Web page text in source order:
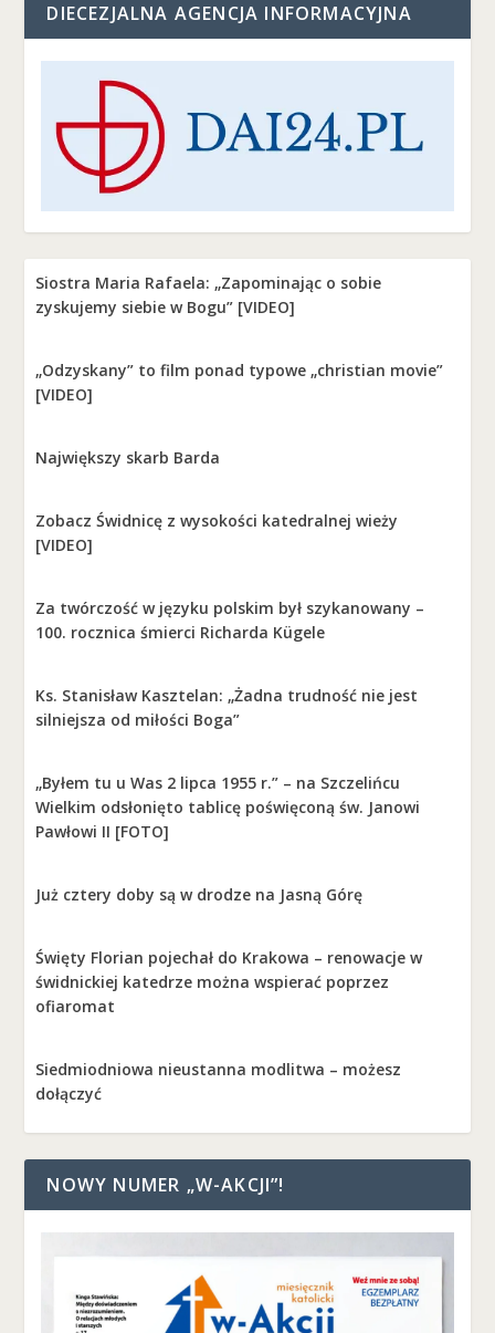
DIECEZJALNA AGENCJA INFORMACYJNA
Siostra Maria Rafaela: „Zapominając o sobie
zyskujemy siebie w Bogu” [VIDEO]
„Odzyskany” to film ponad typowe „christian movie”
[VIDEO]
Największy skarb Barda
Zobacz Świdnicę z wysokości katedralnej wieży
[VIDEO]
Za twórczość w języku polskim był szykanowany –
100. rocznica śmierci Richarda Kügele
Ks. Stanisław Kasztelan: „Żadna trudność nie jest
silniejsza od miłości Boga”
„Byłem tu u Was 2 lipca 1955 r.” – na Szczelińcu
Wielkim odsłonięto tablicę poświęconą św. Janowi
Pawłowi II [FOTO]
Już cztery doby są w drodze na Jasną Górę
Święty Florian pojechał do Krakowa – renowacje w
świdnickiej katedrze można wspierać poprzez
ofiaromat
Siedmiodniowa nieustanna modlitwa – możesz
dołączyć
NOWY NUMER „W-AKCJI”!